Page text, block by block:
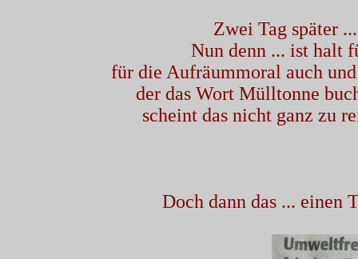
Zwei Tag später
Nun denn ... ist halt
für die Aufräummoral auch
der das Wort Mülltonne
scheint das nicht ganz zu
Doch dann das ... einen